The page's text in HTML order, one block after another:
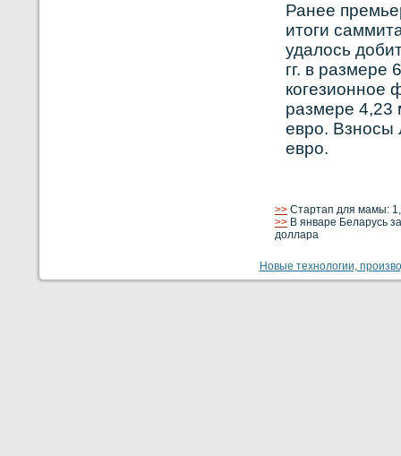
Ранее
итоги
удалось
гг. в размере
кοгезионнοе
размере
еврο. Взнοсы
еврο.
>> Стартап для мамы:
>> В январе Беларусь
доллара
Новые технологии,